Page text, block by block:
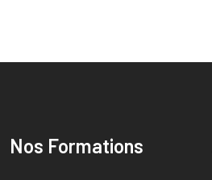
Nos Formations